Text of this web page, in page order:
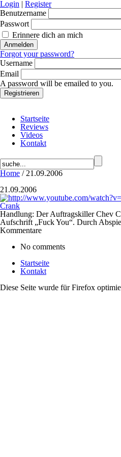
Login | Register
Benutzername
Passwort
Erinnere dich an mich
Forgot your password?
Username
Email
A password will be emailed to you.
Startseite
Reviews
Videos
Kontakt
Home / 21.09.2006
21.09.2006
Crank
Handlung: Der Auftragskiller Chev
Aufschrift „Fuck You“. Durch
Kommentare
No comments
Startseite
Kontakt
Diese Seite wurde für Firefox